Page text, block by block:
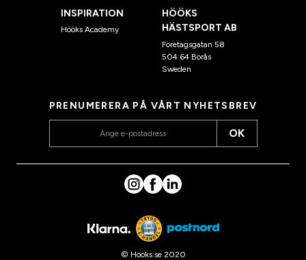
INSPIRATION
Hööks Academy
HÖÖKS
HÄSTSPORT AB
Företagsgatan 58
504 64 Borås
Sweden
PRENUMERERA PÅ VÅRT NYHETSBREV
OK
© Hööks.se 2020